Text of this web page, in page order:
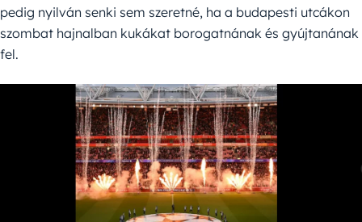
pedig nyilván senki sem szeretné, ha a budapesti utcákon
szombat hajnalban kukákat borogatnának és gyújtanának
fel.